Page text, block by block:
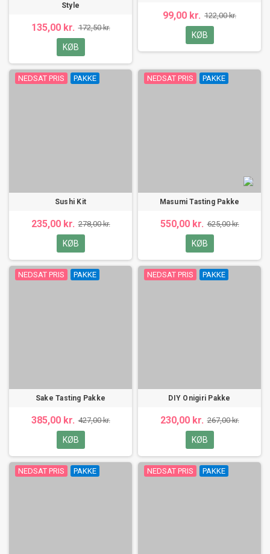
Style
135,00 kr. 172,50 kr.
KØB
99,00 kr. 122,00 kr.
KØB
NEDSAT PRIS PAKKE
Sushi Kit
235,00 kr. 278,00 kr.
KØB
NEDSAT PRIS PAKKE
Masumi Tasting Pakke
550,00 kr. 625,00 kr.
KØB
NEDSAT PRIS PAKKE
Sake Tasting Pakke
385,00 kr. 427,00 kr.
KØB
NEDSAT PRIS PAKKE
DIY Onigiri Pakke
230,00 kr. 267,00 kr.
KØB
NEDSAT PRIS PAKKE NEDSAT PRIS PAKKE